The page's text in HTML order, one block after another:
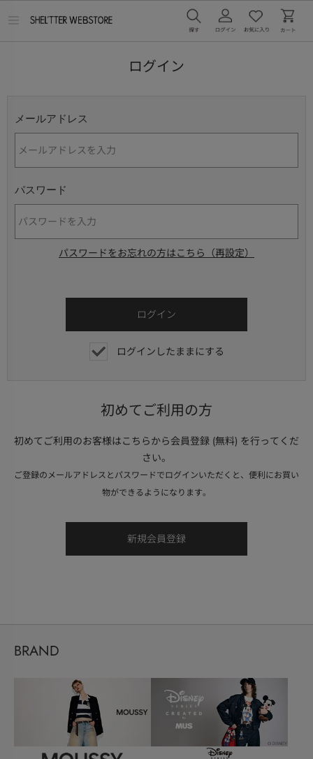
ログイン
メールアドレス
パスワード
パスワードをお忘れの方はこちら（再設定）
ログインしたままにする
初めてご利用の方
初めてご利用のお客様はこちらから会員登録 (無料) を行ってくだ
さい。
ご登録のメールアドレスとパスワードでログインいただくと、便利にお買い
物ができるようになります。
BRAND